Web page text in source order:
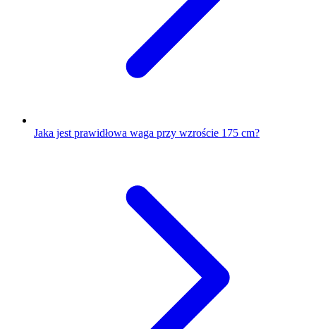
Jaka jest prawidłowa waga przy wzroście 175 cm?